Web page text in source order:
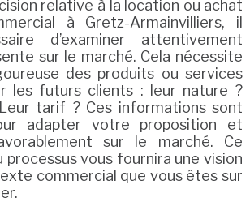
relative à la location ou achat
à Gretz-Armainvilliers, il
d’examiner attentivement
sur le marché. Cela nécessite
des produits ou services
les futurs clients : leur nature ?
tarif ? Ces informations sont
adapter votre proposition et
sur le marché. Ce
vous fournira une vision
commercial que vous êtes sur